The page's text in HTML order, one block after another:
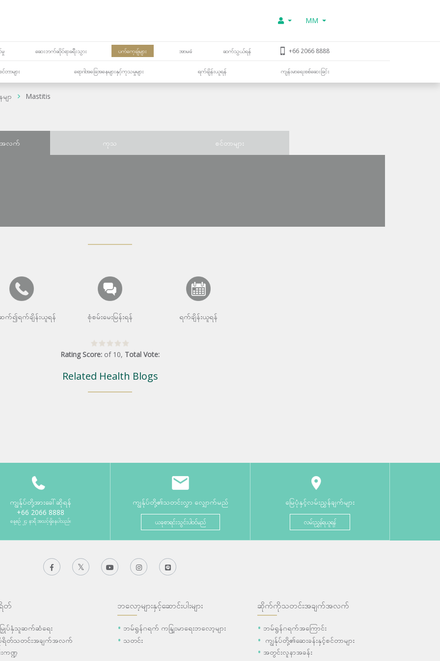
MM
မှု ဆေးဘက်ဆိုင်ရာခရီးသွား ပက်ကေ့ချ်များ အာမခံ ဆက်သွယ်ရန် +66 2066 8888
ာများ ရောဂါအခြေအနေများနှင့်ကုသမှုများ ရက်ချိန်းယူရန် ကျန်းမာရေးစစ်ဆေးခြင်း
ျာ Mastitis
အလက် ကုသ စင်တာများ
က်၍ရက်ချိန်းယူရန် စုံစမ်းမေးမြန်းရန် ရက်ချိန်းယူရန်
Rating Score: of 10, Total Vote:
Related Health Blogs
ကျွန်ုပ်တို့အားခေါ်ဆိုရန်
+66 2066 8888
နေ့စဉ် ၂၄ နာရီ အသင့်ရှိနေပါသည်။
ကျွန်ုပ်တို့၏သတင်းလွှာ လျှောက်မည်
ယခုစာရင်းသွင်းပါဝင်မည်
မြေပုံနှင့်လမ်းညွှန်ချက်များ
လမ်းညွှန်ရယူရန်
တ်
မြှုပ်နှံသူဆက်ဆံရေး
ရိတ်သတင်းအချက်အလက်
ကဏ္ဍ
ဘလော့များနှင့်ဆောင်းပါးများ
ဘမ်ရွန်ဂရက် ကနျြးမာရေးဘလော့များ
သတင်း
ဆိုက်ကိုသတင်းအချက်အလက်
ဘမ်ရွန်ဂရက်အကြောင်း
ကျွန်ုပ်တို့၏ဆေးခန်းနှင့်စင်တာများ
အတွင်းလူနာအခန်း